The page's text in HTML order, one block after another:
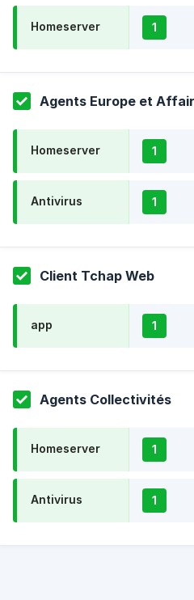
Homeserver 1
Agents Europe et
Homeserver 1
Antivirus 1
Client Tchap Web
app 1
Agents Collectivités
Homeserver 1
Antivirus 1